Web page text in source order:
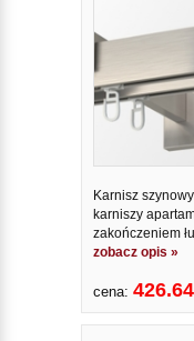
Karnisz
karniszy
zakończeniem
zobacz opis »
cena: 426.64